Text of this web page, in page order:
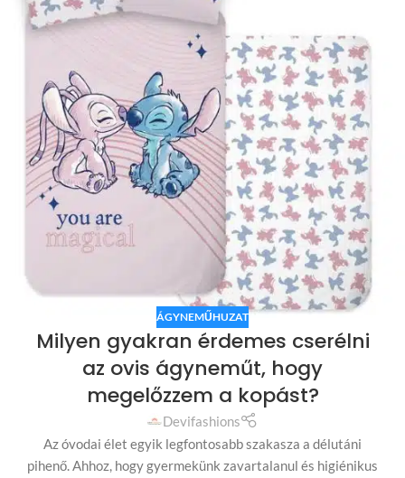
ÁGYNEMŰHUZAT
Milyen gyakran érdemes cserélni
az ovis ágyneműt, hogy
megelőzzem a kopást?
Devifashions
Az óvodai élet egyik legfontosabb szakasza a délutáni
pihenő. Ahhoz, hogy gyermekünk zavartalanul és higiénikus